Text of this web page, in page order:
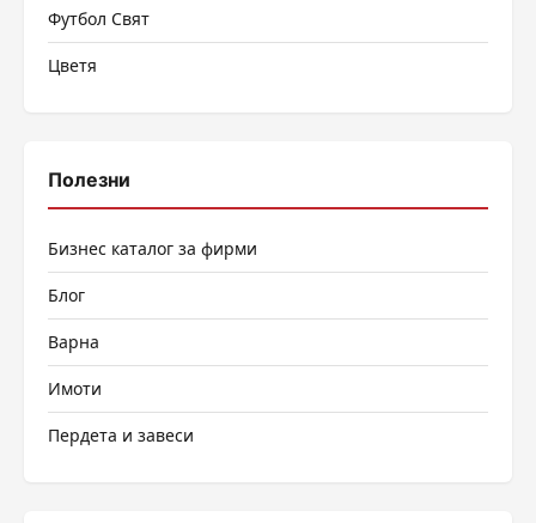
Футбол Свят
Цветя
Полезни
Бизнес каталог за фирми
Блог
Варна
Имоти
Пердета и завеси